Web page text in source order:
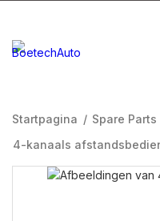
Startpagina / Spare Parts
4-kanaals